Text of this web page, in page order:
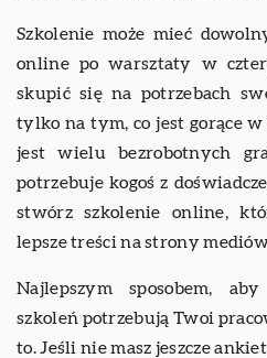
Szkolenie może mieć
online po warsztaty w
skupić się na potrzebach
tylko na tym, co jest gorące
jest wielu bezrobotnych
potrzebuje kogoś z
stwórz szkolenie online,
lepsze treści na strony
Najlepszym sposobem,
szkoleń potrzebują Twoi
to. Jeśli nie masz jeszcze